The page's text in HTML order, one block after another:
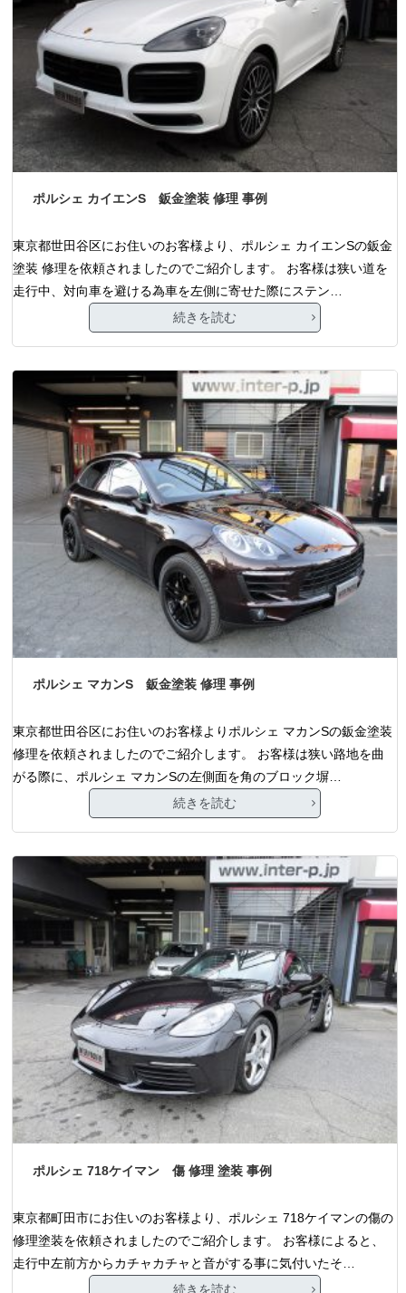
ポルシェ カイエンS 鈑金塗装 修理 事例
東京都世田谷区にお住いのお客様より、ポルシェ カイエンSの鈑金
塗装 修理を依頼されましたのでご紹介します。 お客様は狭い道を
走行中、対向車を避ける為車を左側に寄せた際にステン…
続きを読む
ポルシェ マカンS 鈑金塗装 修理 事例
東京都世田谷区にお住いのお客様よりポルシェ マカンSの鈑金塗装
修理を依頼されましたのでご紹介します。 お客様は狭い路地を曲
がる際に、ポルシェ マカンSの左側面を角のブロック塀…
続きを読む
ポルシェ 718ケイマン 傷 修理 塗装 事例
東京都町田市にお住いのお客様より、ポルシェ 718ケイマンの傷の
修理塗装を依頼されましたのでご紹介します。 お客様によると、
走行中左前方からカチャカチャと音がする事に気付いたそ…
続きを読む